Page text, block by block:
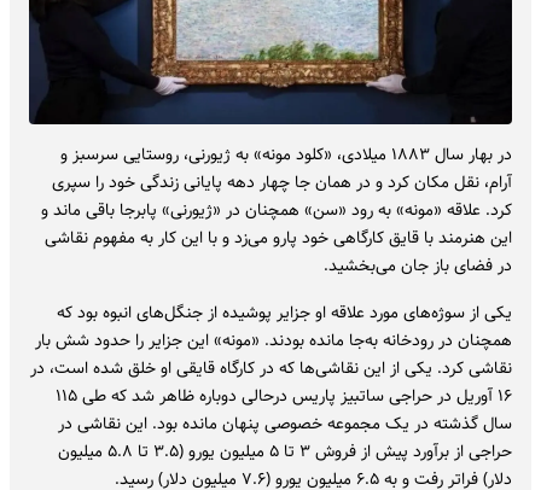
در بهار سال ۱۸۸۳ میلادی، «کلود مونه» به ژیورنی، روستایی سرسبز و
آرام، نقل مکان کرد و در همان جا چهار دهه پایانی زندگی خود را سپری
کرد. علاقه «مونه» به رود «سن» همچنان در «ژیورنی» پابرجا باقی ماند و
این هنرمند با قایق کارگاهی خود پارو می‌زد و با این‌ کار به مفهوم نقاشی
در فضای باز جان می‌بخشید.
یکی از سوژه‌های مورد علاقه او جزایر پوشیده از جنگل‌های انبوه بود که
همچنان در رودخانه‌ به‌جا مانده بودند. «مونه»‌ این جزایر را حدود شش بار
نقاشی کرد. یکی از این نقاشی‌ها که در کارگاه قایقی او خلق شده است،‌ در
۱۶ آوریل در حراجی ساتبیز پاریس درحالی دوباره ظاهر شد که طی ۱۱۵
سال گذشته در یک مجموعه خصوصی پنهان مانده بود. این نقاشی در
حراجی از برآورد پیش از فروش ۳ تا ۵ میلیون یورو (۳.۵ تا ۵.۸ میلیون
دلار) فراتر رفت و به ۶.۵ میلیون یورو (۷.۶ میلیون دلار) رسید.